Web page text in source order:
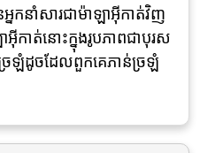
កនាំសារជាម៉ាឡាអ៊ីកាត់វិញ
អ៊ីកាត់នោះក្នុងរូបភាពជាបុរស
រឡំដូចដែលពួកគេភាន់ច្រឡំ